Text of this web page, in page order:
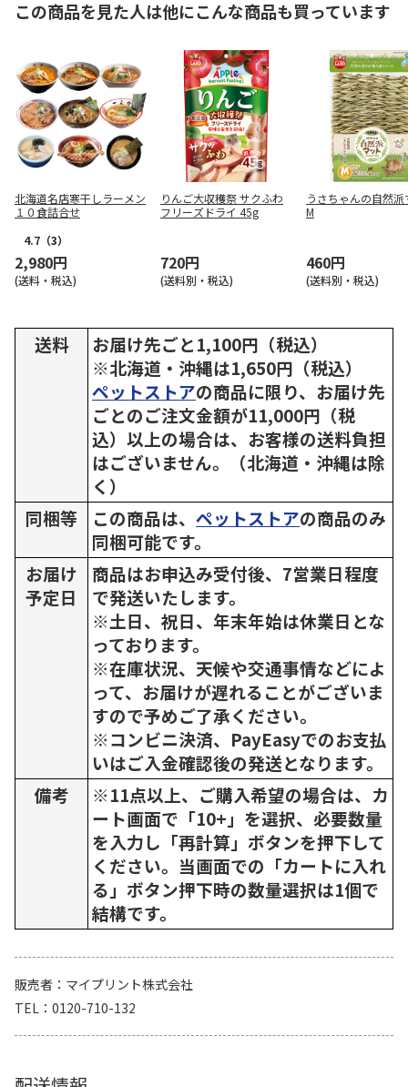
この商品を見た人は他にこんな商品も買っています
北海道名店寒干しラーメン
１０食詰合せ
4.7 （3）
2,980円
(送料・税込)
りんご大収穫祭 サクふわ
フリーズドライ 45g
720円
(送料別・税込)
うさちゃんの自然派
M
460円
(送料別・税込)
送料
お届け先ごと1,100円（税込）
※北海道・沖縄は1,650円（税込）
ペットストアの商品に限り、お届け先
ごとのご注文金額が11,000円（税
込）以上の場合は、お客様の送料負担
はございません。（北海道・沖縄は除
く）
同梱等
この商品は、 ペットストアの商品のみ
同梱可能です。
お届け
予定日
商品はお申込み受付後、7営業日程度
で発送いたします。
※土日、祝日、年末年始は休業日とな
っております。
※在庫状況、天候や交通事情などによ
って、お届けが遅れることがございま
すので予めご了承ください。
※コンビニ決済、PayEasyでのお支払
いはご入金確認後の発送となります。
備考
※11点以上、ご購入希望の場合は、カ
ート画面で「10+」を選択、必要数量
を入力し「再計算」ボタンを押下して
ください。当画面での「カートに入れ
る」ボタン押下時の数量選択は1個で
結構です。
販売者
マイプリント株式会社
TEL
0120-710-132